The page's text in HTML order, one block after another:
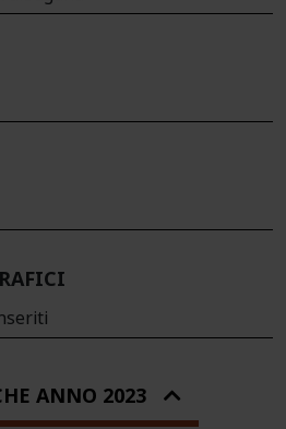
ANNO 2023